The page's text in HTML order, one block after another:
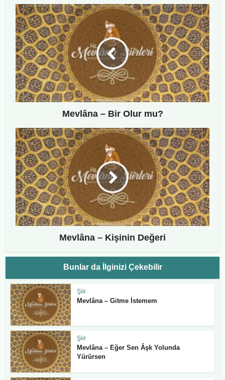
Mevlâna – Bir Olur mu?
Mevlâna – Kişinin Değeri
Bunlar da İlginizi Çekebilir
Şiir
Mevlâna – Gitme İstemem
Şiir
Mevlâna – Eğer Sen Âşk Yolunda
Yürürsen